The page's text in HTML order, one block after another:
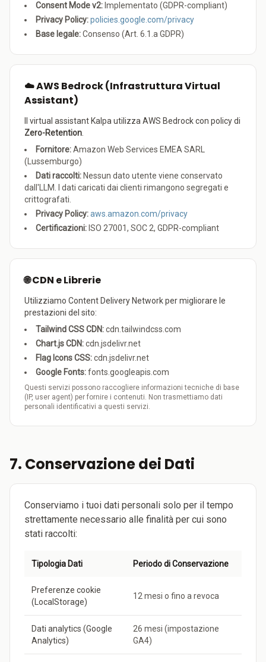
Consent Mode v2: Implementato (GDPR-compliant)
Privacy Policy:policies.google.com/privacy
Base legale:Consenso (Art. 6.1.a GDPR)
☁️ AWS Bedrock (Infrastruttura Virtual
Assistant)
Il virtual assistant Kalpa utilizza AWS Bedrock con policy di
Zero-Retention
Fornitore:Amazon Web Services EMEA SARL
(Lussemburgo)
Dati raccolti: Nessun dato utente viene conservato
dall'LLM. I dati caricati dai clienti rimangono segregati e
crittografati.
Privacy Policy:aws.amazon.com/privacy
Certificazioni: ISO 27001, SOC 2, GDPR-compliant
🌐 CDN e Librerie
Utilizziamo Content Delivery Network per migliorare le
prestazioni del sito:
Tailwind CSS CDN:cdn.tailwindcss.com
Chart.js CDN:cdn.jsdelivr.net
Flag Icons CSS:cdn.jsdelivr.net
Google Fonts:fonts.googleapis.com
Questi servizi possono raccogliere informazioni tecniche di base
(IP, user agent) per fornire i contenuti. Non trasmettiamo dati
personali identificativi a questi servizi.
7. Conservazione dei Dati
Conserviamo i tuoi dati personali solo per il tempo
strettamente necessario alle finalità per cui sono
stati raccolti:
Tipologia Dati Periodo di Conservazione
Preferenze cookie
(LocalStorage)
12 mesi o fino a revoca
Dati analytics (Google
Analytics)
26 mesi (impostazione
GA4)